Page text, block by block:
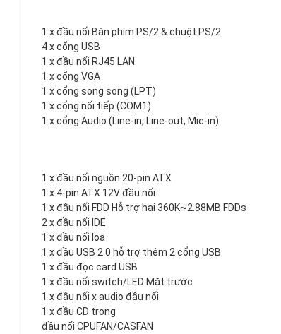
1 x đầu nối Bàn phím PS/2 & chuột PS/2
4 x cổng USB
1 x đầu nối RJ45 LAN
1 x cổng VGA
1 x cổng song song (LPT)
1 x cổng nối tiếp (COM1)
1 x cổng Audio (Line-in, Line-out, Mic-in)
1 x đầu nối nguồn 20-pin ATX
1 x 4-pin ATX 12V đầu nối
1 x đầu nối FDD Hỗ trợ hai 360K~2.88MB FDDs
2 x đầu nối IDE
1 x đầu nối loa
1 x đầu USB 2.0 hỗ trợ thêm 2 cổng USB
1 x đầu đọc card USB
1 x đầu nối switch/LED Mặt trước
1 x đầu nối x audio đầu nối
1 x đầu CD trong
đầu nối CPUFAN/CASFAN